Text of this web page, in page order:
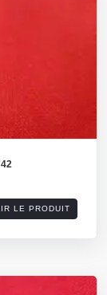
LE PRODUIT